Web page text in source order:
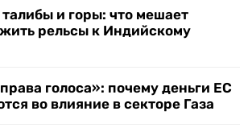
и горы: что мешает
рельсы к Индийскому
голоса»: почему деньги ЕС
во влияние в секторе Газа